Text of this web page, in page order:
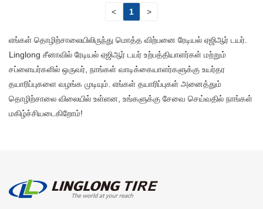
< 1 >
எங்கள் தொழிற்சாலையிலிருந்து மொத்த விற்பனை ரேடியல் ஏஜிஆர் டயர்.
Linglong சீனாவில் ரேடியல் ஏஜிஆர் டயர் உற்பத்தியாளர்கள் மற்றும்
சப்ளையர்களில் ஒருவர், நாங்கள் வாடிக்கையாளர்களுக்கு உயர்தர
தயாரிப்புகளை வழங்க முடியும். எங்கள் தயாரிப்புகள் அனைத்தும்
தொழிற்சாலை விலையில் உள்ளன, உங்களுக்கு சேவை செய்வதில் நாங்கள்
மகிழ்ச்சியடைகிறோம்!